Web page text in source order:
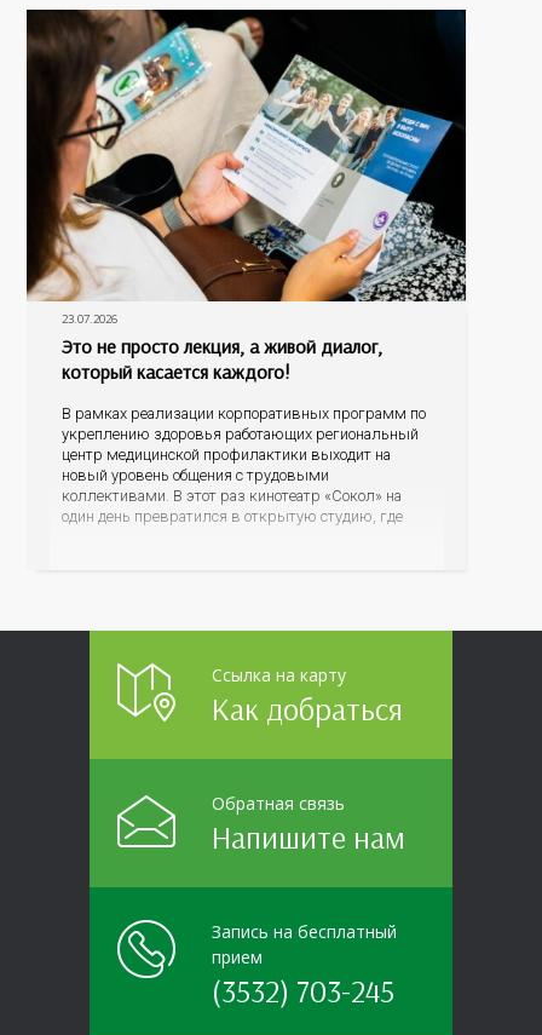
23.07.2026
Это не просто лекция, а живой диалог,
который касается каждого!
В рамках реализации корпоративных программ по
укреплению здоровья работающих региональный
центр медицинской профилактики выходит на
новый уровень общения с трудовыми
коллективами. В этот раз кинотеатр «Сокол» на
один день превратился в открытую студию, где
Ссылка на карту
Как добраться
Обратная связь
Напишите нам
Запись на бесплатный
прием
(3532) 703-245